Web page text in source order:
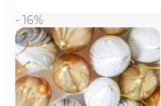
- 16%